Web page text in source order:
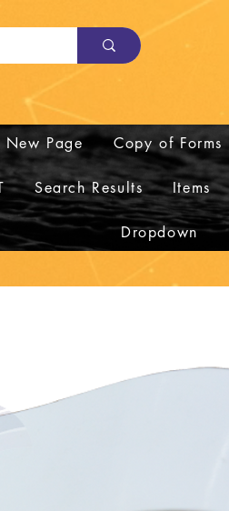
New Page Copy of
Search Results Items
Dropdown